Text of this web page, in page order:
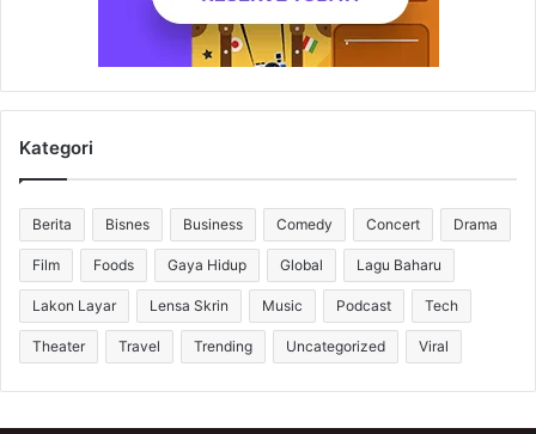
Kategori
Berita Bisnes Business Comedy Concert Drama
Film Foods Gaya Hidup Global Lagu Baharu
Lakon Layar Lensa Skrin Music Podcast Tech
Theater Travel Trending Uncategorized Viral